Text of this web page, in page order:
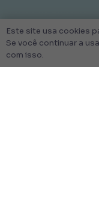
Este site usa cookies
Se você continuar a
com isso.